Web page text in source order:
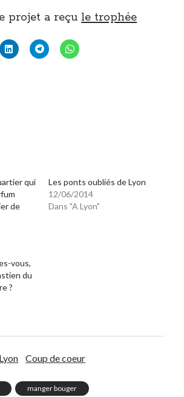
projet a reçule trophée
qui
de
Les ponts oubliés de Lyon
12/06/2014
Dans "A Lyon"
vous,
du
?
Coup de coeur
manger bouger